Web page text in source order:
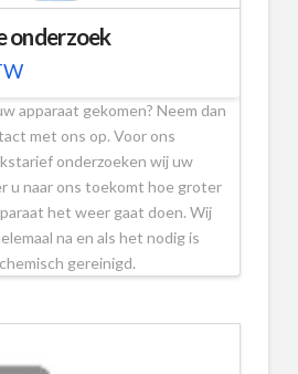
onderzoek
apparaat gekomen? Neem dan
met ons op. Voor ons
onderzoeken wij uw
u naar ons toekomt hoe groter
het weer gaat doen. Wij
na en als het nodig is
gereinigd.